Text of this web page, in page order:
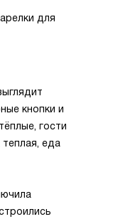
для
кнопки и
гости
еда